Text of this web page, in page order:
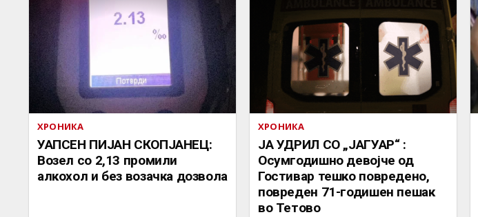
ХРОНИКА
УАПСЕН ПИЈАН СКОПЈАНЕЦ:
Возел со 2,13 промили
алкохол и без возачка дозвола
ХРОНИКА
ЈА УДРИЛ СО „ЈАГУАР“ :
Осумгодишно девојче од
Гостивар тешко повредено,
повреден 71-годишен пешак
во Тетово